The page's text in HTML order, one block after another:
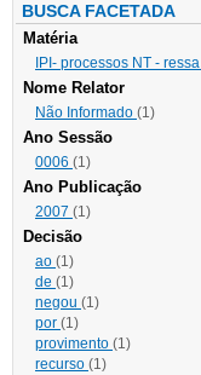
BUSCA FACETADA
Matéria
IPI- processos NT - ressa
Nome Relator
Não Informado (1)
Ano Sessão
0006 (1)
Ano Publicação
2007 (1)
Decisão
ao (1)
de (1)
negou (1)
por (1)
provimento (1)
recurso (1)